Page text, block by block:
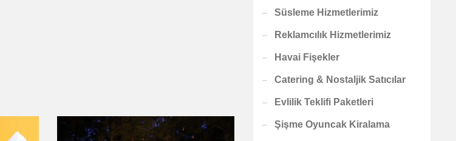
Süsleme Hizmetlerimiz
Reklamcılık Hizmetlerimiz
Havai Fişekler
Catering & Nostaljik Satıcılar
Evlilik Teklifi Paketleri
Şişme Oyuncak Kiralama